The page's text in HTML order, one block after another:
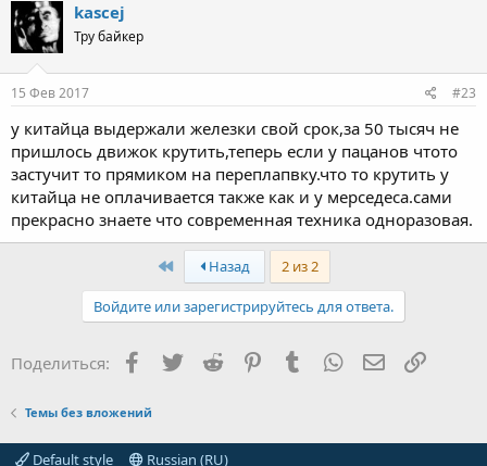
kascej
Тру байкер
15 Фев 2017 #23
у китайца выдержали железки свой срок,за 50 тысяч не
пришлось движок крутить,теперь если у пацанов чтото
застучит то прямиком на переплапвку.что то крутить у
китайца не оплачивается также как и у мерседеса.сами
прекрасно знаете что современная техника одноразовая.
First Назад 2 из 2
Войдите или зарегистрируйтесь для ответа.
Поделиться: Facebook
TwitterReddit PinterestTumblr WhatsApp Ссылка
Темы без вложений
Default style Russian (RU)